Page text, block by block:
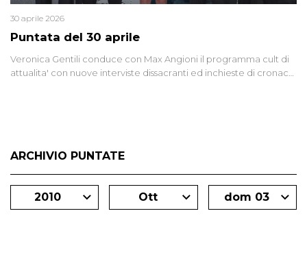
Puntata del 30 aprile
30 aprile 2026
Veronica Gentili conduce con Max Angioni il programma cult di
attualita' con nuove interviste dissacranti ed inchieste di cronaca
ARCHIVIO PUNTATE
2010 Ott dom 03